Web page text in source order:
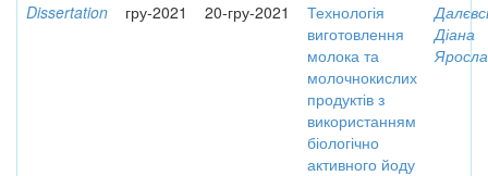
Dissertation гру-2021 20-гру-2021
Технологія
виготовлення
молока та
молочнокислих
продуктів з
використанням
біологічно
активного йоду
Діана